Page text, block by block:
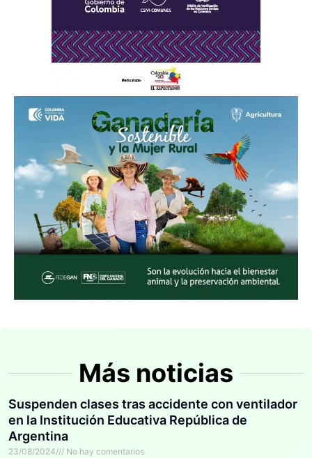
Más noticias
Suspenden clases tras accidente con ventilador
en la Institución Educativa República de
Argentina
23/08/2024 No hay comentarios